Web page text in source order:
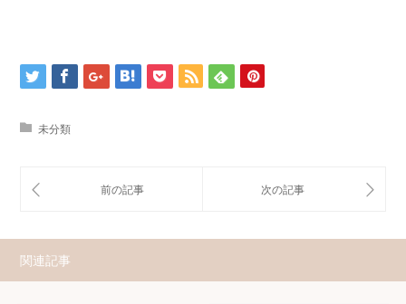
未分類
関連記事